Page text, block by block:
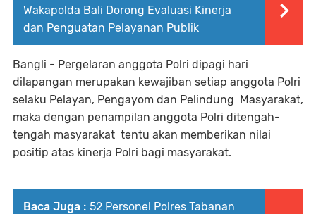
Wakapolda Bali Dorong Evaluasi Kinerja
dan Penguatan Pelayanan Publik
Bangli - Pergelaran anggota Polri dipagi hari
dilapangan merupakan kewajiban setiap anggota Polri
selaku Pelayan, Pengayom dan Pelindung Masyarakat,
maka dengan penampilan anggota Polri ditengah-
tengah masyarakat tentu akan memberikan nilai
positip atas kinerja Polri bagi masyarakat.
Baca Juga : 52 Personel Polres Tabanan